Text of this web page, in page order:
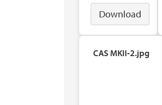
Download
CAS MKII-2.jpg